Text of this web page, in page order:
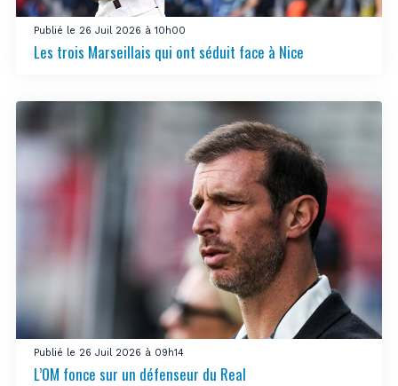
Publié le 26 Juil 2026 à 10h00
Les trois Marseillais qui ont séduit face à Nice
Publié le 26 Juil 2026 à 09h14
L’OM fonce sur un défenseur du Real